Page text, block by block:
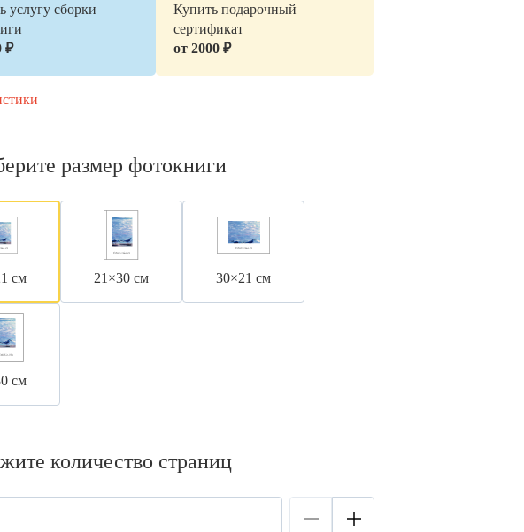
услугу сборки
₽
Купить подарочный
сертификат
от 2000 ₽
размер фотокниги
см 21×30 см 30×21 см
см
количество страниц